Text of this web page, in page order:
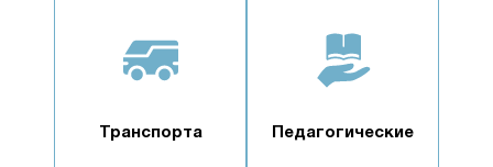
Транспорта Педагогические